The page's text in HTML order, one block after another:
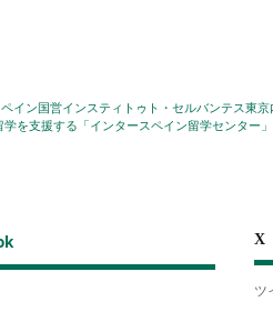
イン国営インスティトゥト・セルバンテス東京
学を支援する「インタースペイン留学センター
X
ツ